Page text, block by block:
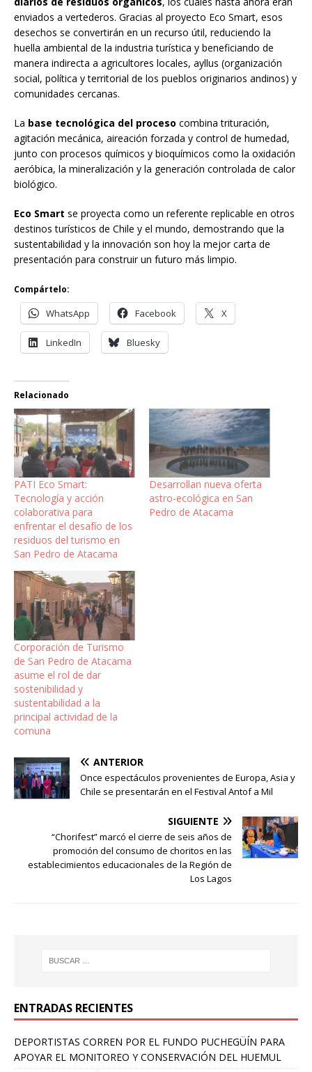
enviados a vertederos. Gracias al proyecto Eco Smart, esos
desechos se convertirán en un recurso útil, reduciendo la
huella ambiental de la industria turística y beneficiando de
manera indirecta a agricultores locales, ayllus (organización
social, política y territorial de los pueblos originarios andinos) y
comunidades cercanas.
La base tecnológica del proceso combina trituración,
agitación mecánica, aireación forzada y control de humedad,
junto con procesos químicos y bioquímicos como la oxidación
aeróbica, la mineralización y la generación controlada de calor
biológico.
Eco Smart se proyecta como un referente replicable en otros
destinos turísticos de Chile y el mundo, demostrando que la
sustentabilidad y la innovación son hoy la mejor carta de
presentación para construir un futuro más limpio.
Compártelo:
WhatsApp Facebook X
LinkedIn Bluesky
Relacionado
PATI Eco Smart:
Tecnología y acción
colaborativa para
enfrentar el desafío de los
residuos del turismo en
San Pedro de Atacama
Desarrollan nueva oferta
astro-ecológica en San
Pedro de Atacama
Corporación de Turismo
de San Pedro de Atacama
asume el rol de dar
sostenibilidad y
sustentabilidad a la
principal actividad de la
comuna
ANTERIOR
Once espectáculos provenientes de Europa, Asia y
Chile se presentarán en el Festival Antof a Mil
SIGUIENTE
“Chorifest” marcó el cierre de seis años de
promoción del consumo de choritos en las
establecimientos educacionales de la Región de
Los Lagos
ENTRADAS RECIENTES
DEPORTISTAS CORREN POR EL FUNDO PUCHEGÜÍN PARA
APOYAR EL MONITOREO Y CONSERVACIÓN DEL HUEMUL